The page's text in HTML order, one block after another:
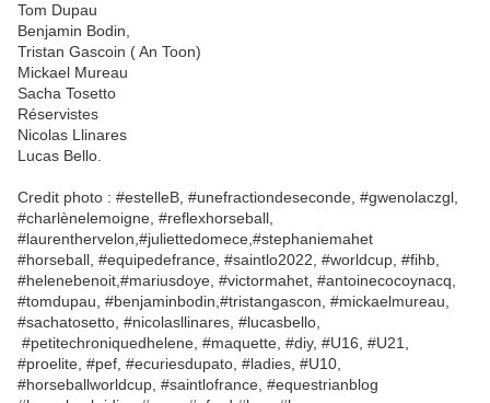
Tom Dupau
Benjamin Bodin,
Tristan Gascoin ( An Toon)
Mickael Mureau
Sacha Tosetto
Réservistes
Nicolas Llinares
Lucas Bello.
Credit photo : #estelleB, #unefractiondeseconde, #gwenolaczgl,
#charlènelemoigne, #reflexhorseball,
#laurenthervelon,#juliettedomece,#stephaniemahet
#horseball, #equipedefrance, #saintlo2022, #worldcup, #fihb,
#helenebenoit,#mariusdoye, #victormahet, #antoinecocoynacq,
#tomdupau, #benjaminbodin,#tristangascon, #mickaelmureau,
#sachatosetto, #nicolasllinares, #lucasbello,
#petitechroniquedhelene, #maquette, #diy, #U16, #U21,
#proelite, #pef, #ecuriesdupato, #ladies, #U10,
#horseballworldcup, #saintlofrance, #equestrianblog